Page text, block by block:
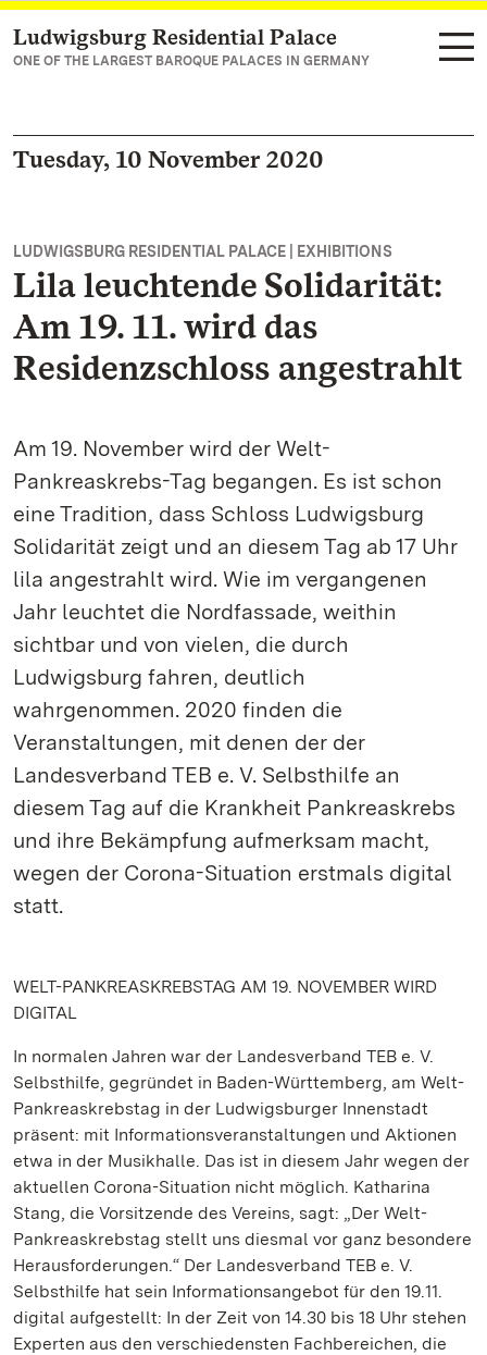
Navigate to main page
Ludwigsburg Residential Palace
ONE OF THE LARGEST BAROQUE PALACES IN GERMANY
Tuesday, 10 November 2020
LUDWIGSBURG RESIDENTIAL PALACE | EXHIBITIONS
Lila leuchtende Solidarität:
Am 19. 11. wird das
Residenzschloss angestrahlt
Am 19. November wird der Welt-
Pankreaskrebs-Tag begangen. Es ist schon
eine Tradition, dass Schloss Ludwigsburg
Solidarität zeigt und an diesem Tag ab 17 Uhr
lila angestrahlt wird. Wie im vergangenen
Jahr leuchtet die Nordfassade, weithin
sichtbar und von vielen, die durch
Ludwigsburg fahren, deutlich
wahrgenommen. 2020 finden die
Veranstaltungen, mit denen der der
Landesverband TEB e. V. Selbsthilfe an
diesem Tag auf die Krankheit Pankreaskrebs
und ihre Bekämpfung aufmerksam macht,
wegen der Corona-Situation erstmals digital
statt.
WELT-PANKREASKREBSTAG AM 19. NOVEMBER WIRD
DIGITAL
In normalen Jahren war der Landesverband TEB e. V.
Selbsthilfe, gegründet in Baden-Württemberg, am Welt-
Pankreaskrebstag in der Ludwigsburger Innenstadt
präsent: mit Informationsveranstaltungen und Aktionen
etwa in der Musikhalle. Das ist in diesem Jahr wegen der
aktuellen Corona-Situation nicht möglich. Katharina
Stang, die Vorsitzende des Vereins, sagt: „Der Welt-
Pankreaskrebstag stellt uns diesmal vor ganz besondere
Herausforderungen.“ Der Landesverband TEB e. V.
Selbsthilfe hat sein Informationsangebot für den 19.11.
digital aufgestellt: In der Zeit von 14.30 bis 18 Uhr stehen
Experten aus den verschiedensten Fachbereichen, die